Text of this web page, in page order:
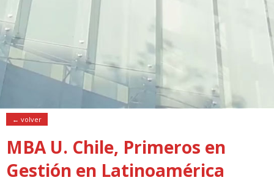
← volver
MBA U. Chile, Primeros en
Gestión en Latinoamérica